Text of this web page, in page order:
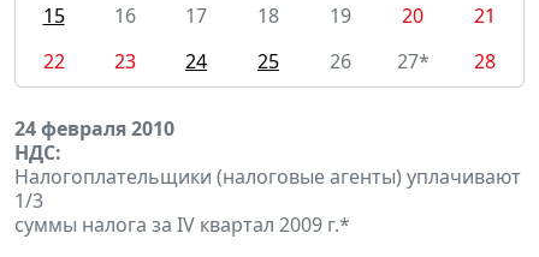
15
16 17 18 19 20
21
22
23 24 25 26 27* 28
24 февраля 2010
НДС:
Налогоплательщики (налоговые агенты) уплачивают
1/3
суммы налога за IV квартал 2009 г.*